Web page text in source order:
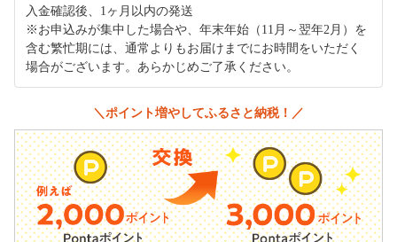
入金確認後、1ヶ月以内の発送
※お申込みが集中した場合や、年末年始（11月～翌年2月）を
含む繁忙期には、通常よりもお届けまでにお時間をいただく
場合がございます。あらかじめご了承ください。
＼ポイント増やしてふるさと納税！／